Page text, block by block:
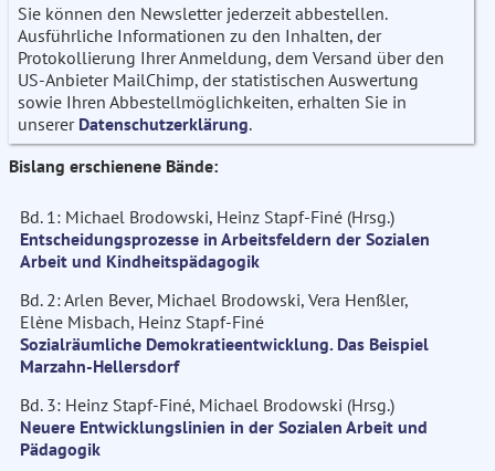
Sie können den Newsletter jederzeit abbestellen.
Ausführliche Informationen zu den Inhalten, der
Protokollierung Ihrer Anmeldung, dem Versand über den
US-Anbieter MailChimp, der statistischen Auswertung
sowie Ihren Abbestellmöglichkeiten, erhalten Sie in
unserer Datenschutzerklärung.
Bislang erschienene Bände:
Bd. 1: Michael Brodowski, Heinz Stapf-Finé (Hrsg.)
Entscheidungsprozesse in Arbeitsfeldern der Sozialen
Arbeit und Kindheitspädagogik
Bd. 2: Arlen Bever, Michael Brodowski, Vera Henßler,
Elène Misbach, Heinz Stapf-Finé
Sozialräumliche Demokratieentwicklung. Das Beispiel
Marzahn-Hellersdorf
Bd. 3: Heinz Stapf-Finé, Michael Brodowski (Hrsg.)
Neuere Entwicklungslinien in der Sozialen Arbeit und
Pädagogik